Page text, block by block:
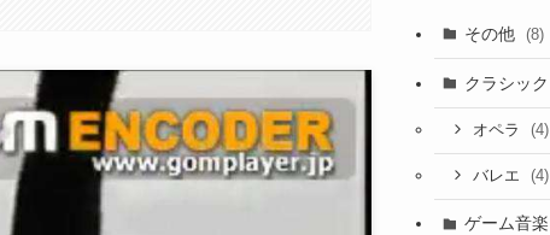
その他 (8)
クラシック
オペラ (4)
バレエ (4)
ゲーム音楽